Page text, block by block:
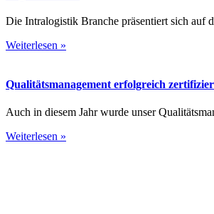
Die Intralogistik Branche präsentiert sich
Weiterlesen »
Qualitäts­management erfolgreich
Auch in diesem Jahr wurde unser
Weiterlesen »